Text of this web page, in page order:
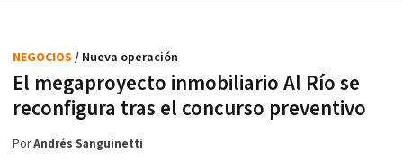
El megaproyecto inmobiliario Al Río se
reconfigura tras el concurso preventivo
NEGOCIOS / Nueva operación
PorAndrés Sanguinetti